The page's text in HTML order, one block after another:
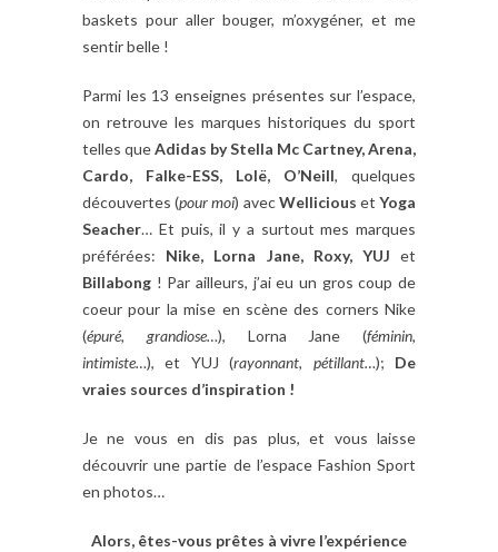
baskets pour aller bouger, m’oxygéner, et me
sentir belle !
Parmi les 13 enseignes présentes sur l’espace,
on retrouve les marques historiques du sport
telles queAdidas by Stella Mc Cartney, Arena,
Cardo, Falke-ESS, Lolë, O’Neill, quelques
découvertes (pour moi) avecWellicious etYoga
Seacher… Et puis, il y a surtout mes marques
préférées: Nike, Lorna Jane, Roxy, YUJ et
Billabong ! Par ailleurs, j’ai eu un gros coup de
coeur pour la mise en scène des corners Nike
(épuré, grandiose…), Lorna Jane (féminin,
intimiste…), et YUJ (rayonnant, pétillant…); De
vraies sources d’inspiration !
Je ne vous en dis pas plus, et vous laisse
découvrir une partie de l’espace Fashion Sport
en photos…
Alors, êtes-vous prêtes à vivre l’expérience